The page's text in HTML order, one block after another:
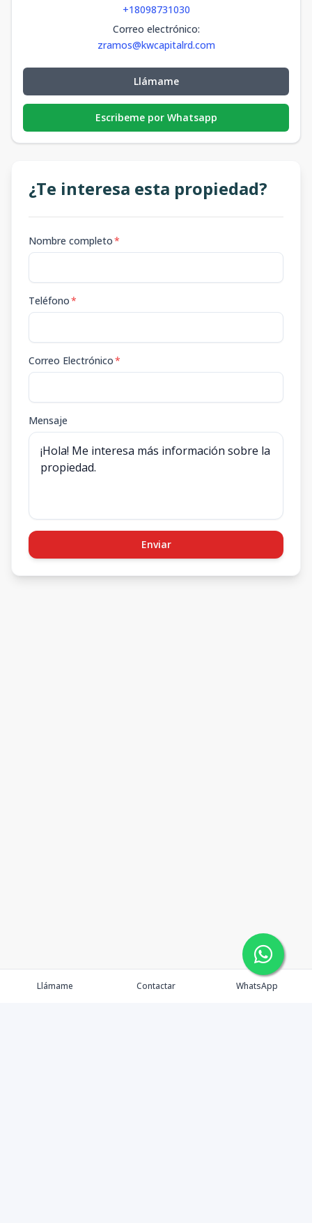
+18098731030
Correo electrónico:
zramos@kwcapitalrd.com
Llámame
Escribeme por Whatsapp
¿Te interesa esta propiedad?
Nombre completo*
Teléfono*
Correo Electrónico*
Mensaje
Enviar
Llámame Contactar WhatsApp